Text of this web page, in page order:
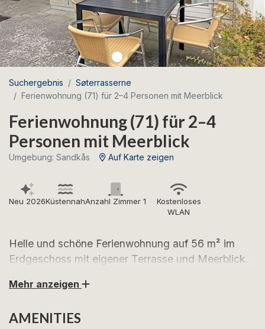
Suchergebnis
Søterrasserne
Ferienwohnung (71) für 2–4 Personen mit Meerblick
Ferienwohnung (71) für 2–4
Personen mit Meerblick
Umgebung: Sandkås Auf Karte zeigen
Neu 2026KüstennahAnzahl Zimmer 1
Kostenloses
WLAN
Helle und schöne Ferienwohnung auf 56 m² im
Erdgeschoss mit eigener Terrasse und Meerblick.
Freuen Sie sich auf erholsame Urlaubstage in dieser
Sandkås – nur wenige Schritte vom Strand entfernt
Mehr anzeigen
AMENITIES